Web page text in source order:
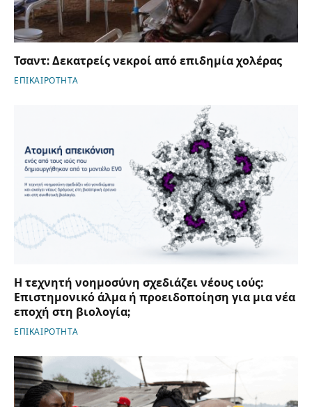
Τσαντ: Δεκατρείς νεκροί από επιδημία χολέρας
ΕΠΙΚΑΙΡΟΤΗΤΑ
Η τεχνητή νοημοσύνη σχεδιάζει νέους ιούς:
Επιστημονικό άλμα ή προειδοποίηση για μια νέα
εποχή στη βιολογία;
ΕΠΙΚΑΙΡΟΤΗΤΑ